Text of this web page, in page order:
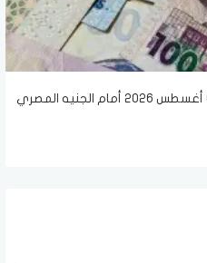
سعر الريال القطري اليوم الخميس 6 أغسطس 2026 أمام الجنيه المصري